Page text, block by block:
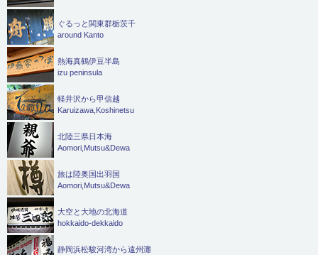
ぐるっと関東群栃茨千
around Kanto
熱海真鶴伊豆半島
izu peninsula
軽井沢から甲信越
Karuizawa,Koshinetsu
北陸三県日本海
Aomori,Mutsu&Dewa
旅は陸奥国出羽国
Aomori,Mutsu&Dewa
大空と大地の北海道
hokkaido-dekkaido
静岡浜松駿河湾から遠州灘